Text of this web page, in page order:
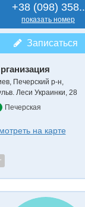
+38 (098) 358..
показать номер
Записаться
Печерский р-н,
Леси Украинки, 28
Печерская
на карте